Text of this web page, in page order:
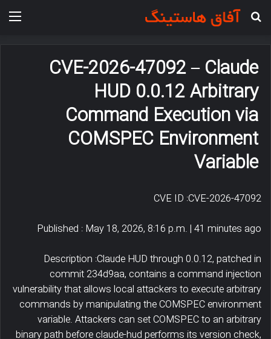
جستجو برای
CVE-2026-47092 – Claude
HUD 0.0.12 Arbitrary
Command Execution via
COMSPEC Environment
Variable
CVE ID :CVE-2026-47092
Published : May 18, 2026, 8:16 p.m. | 41 minutes ago
Description :Claude HUD through 0.0.12, patched in
commit 234d9aa, contains a command injection
vulnerability that allows local attackers to execute arbitrary
commands by manipulating the COMSPEC environment
variable. Attackers can set COMSPEC to an arbitrary
binary path before claude-hud performs its version check,